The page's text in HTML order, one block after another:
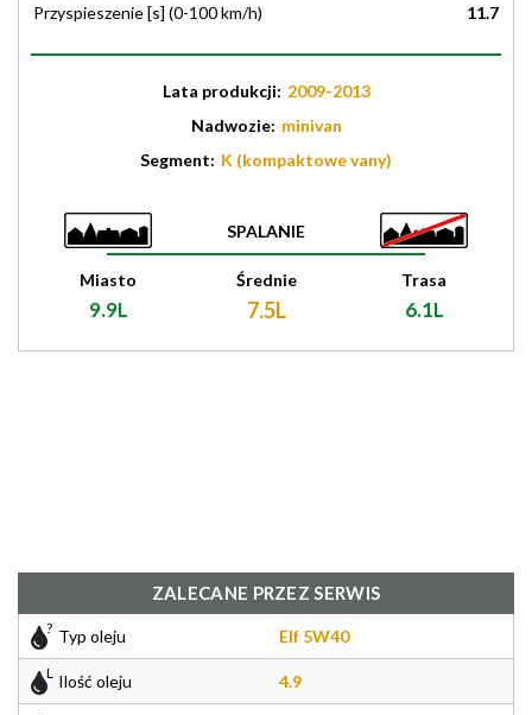
Przyspieszenie [s] (0-100 km/h)
11.7
Lata produkcji: 2009-2013
Nadwozie: minivan
Segment: K (kompaktowe vany)
SPALANIE
Miasto
9.9L
Średnie
7.5L
Trasa
6.1L
ZALECANE PRZEZ SERWIS
Typ oleju Elf 5W40
Ilość oleju 4.9